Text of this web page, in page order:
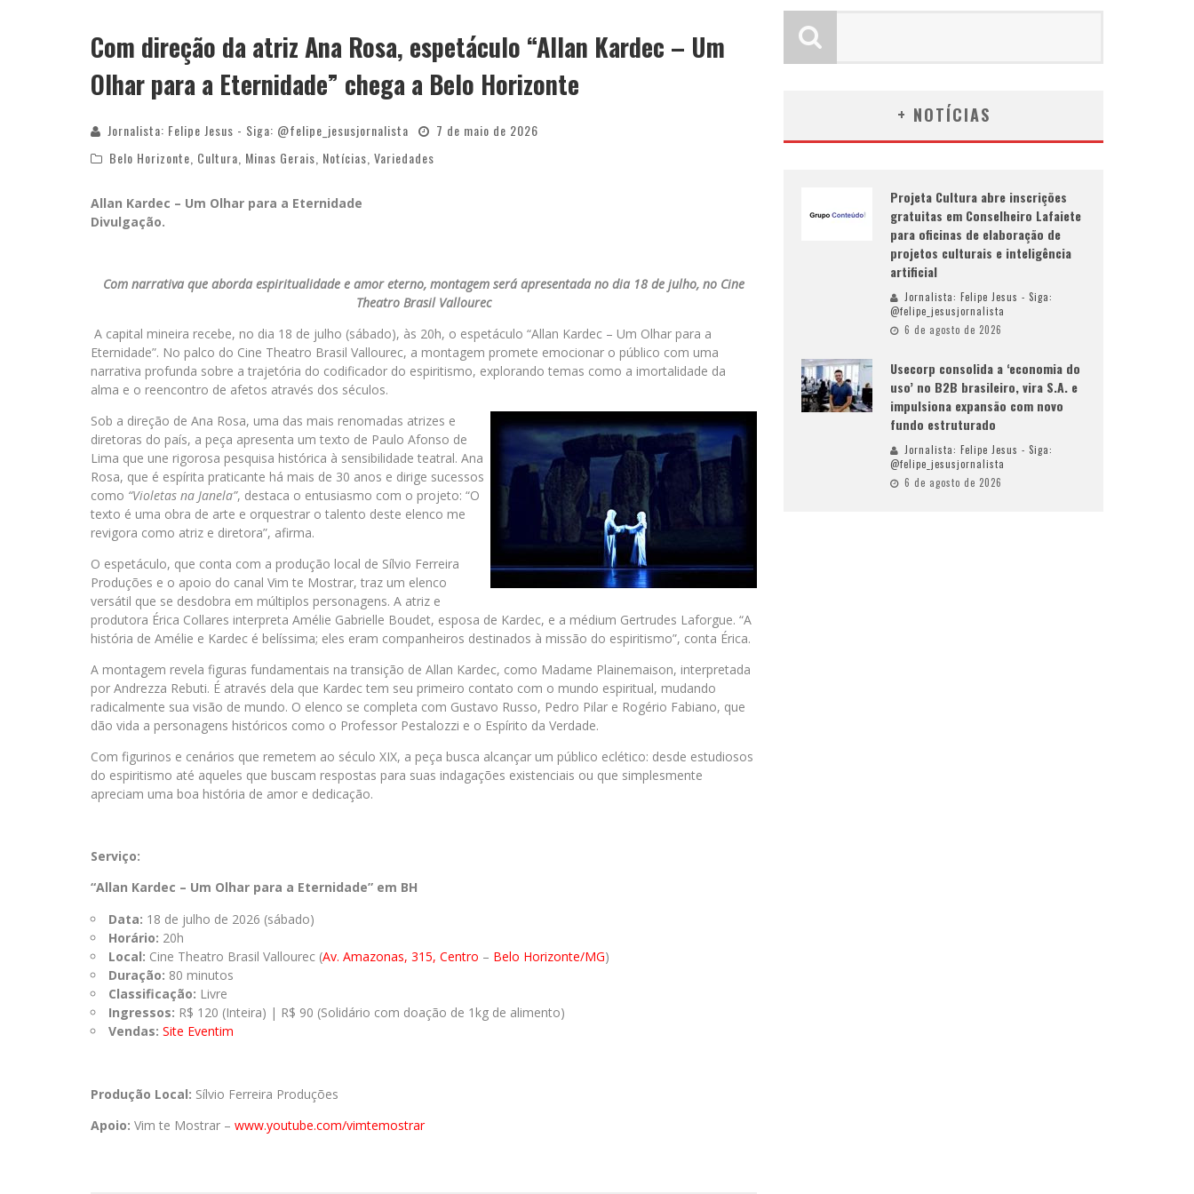
P
ROJETA CULTURA ABRE INSCRIÇÕES GRATUITAS EM CONSELHEIRO LAFAIETE PARA OFICINAS DE ELABORAÇÃO DE PROJETOS CULTURAIS E INTELIGÊNCIA ARTIFICIAL
Com direção da atriz Ana Rosa, espetáculo “Allan Kardec – Um
Olhar para a Eternidade” chega a Belo Horizonte
Jornalista: Felipe Jesus - Siga: @felipe_jesusjornalista
7 de maio de 2026
Belo Horizonte Cultura Minas Gerais Notícias Variedades
Allan Kardec – Um Olhar para a Eternidade
Divulgação.
Com narrativa que aborda espiritualidade e amor eterno, montagem será apresentada no dia 18 de julho, no Cine
Theatro Brasil Vallourec
A capital mineira recebe, no dia 18 de julho (sábado), às 20h, o espetáculo “Allan Kardec – Um Olhar para a
Eternidade”. No palco do Cine Theatro Brasil Vallourec, a montagem promete emocionar o público com uma
narrativa profunda sobre a trajetória do codificador do espiritismo, explorando temas como a imortalidade da
alma e o reencontro de afetos através dos séculos.
Sob a direção de Ana Rosa, uma das mais renomadas atrizes e
diretoras do país, a peça apresenta um texto de Paulo Afonso de
Lima que une rigorosa pesquisa histórica à sensibilidade teatral. Ana
Rosa, que é espírita praticante há mais de 30 anos e dirige sucessos
como “Violetas na Janela”, destaca o entusiasmo com o projeto: “O
texto é uma obra de arte e orquestrar o talento deste elenco me
revigora como atriz e diretora”, afirma.
O espetáculo, que conta com a produção local de Sílvio Ferreira
Produções e o apoio do canal Vim te Mostrar, traz um elenco
versátil que se desdobra em múltiplos personagens. A atriz e
produtora Érica Collares interpreta Amélie Gabrielle Boudet, esposa de Kardec, e a médium Gertrudes Laforgue. “A
história de Amélie e Kardec é belíssima; eles eram companheiros destinados à missão do espiritismo”, conta Érica.
A montagem revela figuras fundamentais na transição de Allan Kardec, como Madame Plainemaison, interpretada
por Andrezza Rebuti. É através dela que Kardec tem seu primeiro contato com o mundo espiritual, mudando
radicalmente sua visão de mundo. O elenco se completa com Gustavo Russo, Pedro Pilar e Rogério Fabiano, que
dão vida a personagens históricos como o Professor Pestalozzi e o Espírito da Verdade.
Com figurinos e cenários que remetem ao século XIX, a peça busca alcançar um público eclético: desde estudiosos
do espiritismo até aqueles que buscam respostas para suas indagações existenciais ou que simplesmente
apreciam uma boa história de amor e dedicação.
Serviço:
“Allan Kardec – Um Olhar para a Eternidade” em BH
Data: 18 de julho de 2026 (sábado)
Horário: 20h
Local: Cine Theatro Brasil Vallourec (Av. Amazonas, 315, Centro – Belo Horizonte/MG)
Duração: 80 minutos
Classificação: Livre
Ingressos: R$ 120 (Inteira) | R$ 90 (Solidário com doação de 1kg de alimento)
Vendas: Site Eventim
Produção Local: Sílvio Ferreira Produções
Apoio: Vim te Mostrar – www.youtube.com/vimtemostrar
+ NOTÍCIAS
Projeta Cultura abre inscrições
gratuitas em Conselheiro Lafaiete
para oficinas de elaboração de
projetos culturais e inteligência
artificial
Jornalista: Felipe Jesus - Siga:
@felipe_jesusjornalista
6 de agosto de 2026
Usecorp consolida a ‘economia do
uso’ no B2B brasileiro, vira S.A. e
impulsiona expansão com novo
fundo estruturado
Jornalista: Felipe Jesus - Siga:
@felipe_jesusjornalista
6 de agosto de 2026